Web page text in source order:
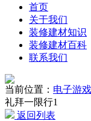
首页
关于我们
装修建材知识
装修建材百科
联系我们
当前位置： 电子游
礼拜一限行1
返回列表